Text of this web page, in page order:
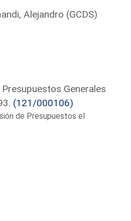
Alejandro (GCDS)
Generales
(121/000106)
de Presupuestos el